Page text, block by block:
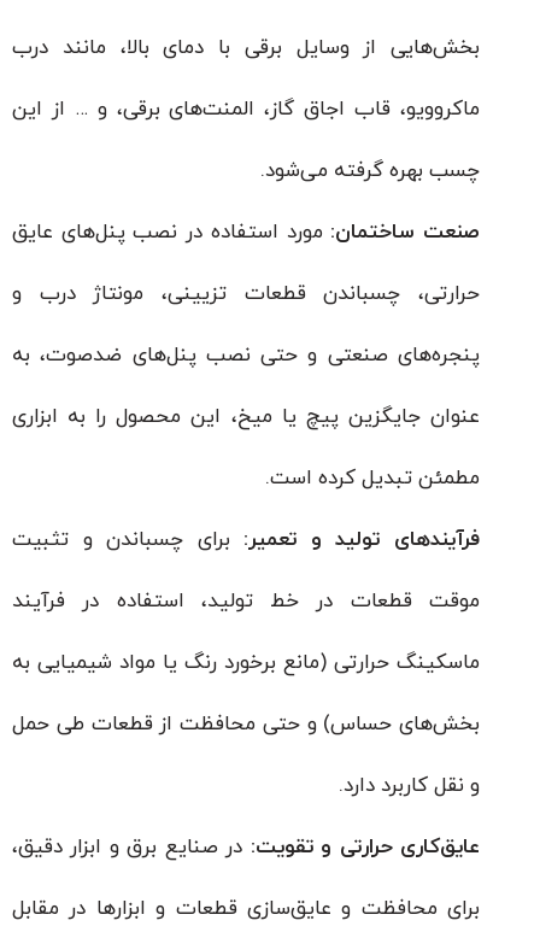
بخش‌هایی از وسایل برقی با دمای بالا، مانند درب
ماکروویو، قاب اجاق گاز، المنت‌های برقی، و … از این
چسب بهره گرفته می‌شود.
صنعت ساختمان:مورد استفاده در نصب پنل‌های عایق
حرارتی، چسباندن قطعات تزیینی، مونتاژ درب و
پنجره‌های صنعتی و حتی نصب پنل‌های ضدصوت، به
عنوان جایگزین پیچ یا میخ، این محصول را به ابزاری
مطمئن تبدیل کرده است.
فرآیندهای تولید و تعمیر:برای چسباندن و تثبیت
موقت قطعات در خط تولید، استفاده در فرآیند
ماسکینگ حرارتی (مانع برخورد رنگ یا مواد شیمیایی به
بخش‌های حساس) و حتی محافظت از قطعات طی حمل
و نقل کاربرد دارد.
عایق‌کاری حرارتی و تقویت:در صنایع برق و ابزار دقیق،
برای محافظت و عایق‌سازی قطعات و ابزارها در مقابل